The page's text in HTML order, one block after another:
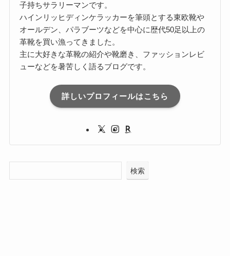
子持ちサラリーマンです。
ハインリッヒディンケラッカーを筆頭とする東欧靴や
オールデン、パラブーツなどを中心に歴代50足以上の
革靴を買い漁ってきました。
主に大好きな革靴の紹介や靴磨き、ファッションレビ
ューなどを暑苦しく語るブログです。
詳しいプロフィールはこちら
検索